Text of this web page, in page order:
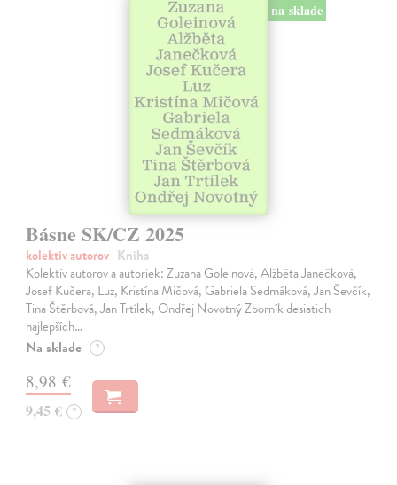
na sklade
Básne SK/CZ 2025
kolektív autorov| Kniha
Kolektív autorov a autoriek: Zuzana Goleinová, Alžběta Janečková,
Josef Kučera, Luz, Kristína Mičová, Gabriela Sedmáková, Jan Ševčík,
Tina Štěrbová, Jan Trtílek, Ondřej Novotný Zborník desiatich
najlepších…
Na sklade ?
8,98 €
9,45 € ?